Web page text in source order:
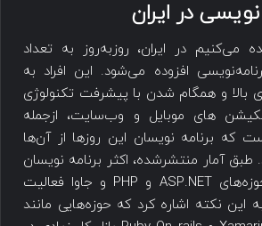
نویسی در ایران
می‌کنیم در ایران، روزبه‌روز به تعداد
افزوده می‌شود. این افراد به
بالا و همگام شدن با پیشرفت تکنولوژی
های موبایل و وب‌سایت، ازجمله
که برنامه نویسان این روزها از آن‌ها
آمار منتشرشده، اکثر برنامه نویسان
در داخل کشور در حوزه‌های ASP.NET و PHP و جاوا فعالیت
این نکته اشاره کرد که حوزه‌هایی مانند